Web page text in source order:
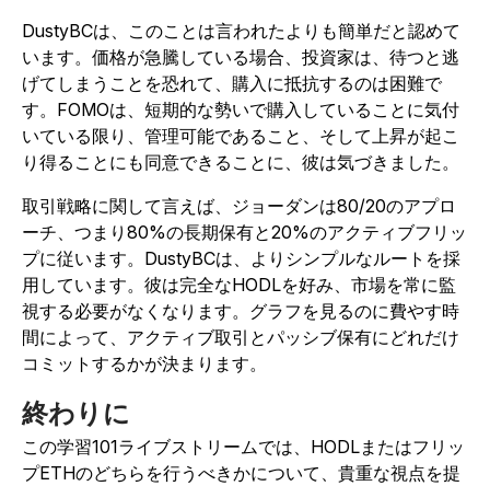
DustyBCは、このことは言われたよりも簡単だと認めて
います。価格が急騰している場合、投資家は、待つと逃
げてしまうことを恐れて、購入に抵抗するのは困難で
す。FOMOは、短期的な勢いで購入していることに気付
いている限り、管理可能であること、そして上昇が起こ
り得ることにも同意できることに、彼は気づきました。
取引戦略に関して言えば、ジョーダンは80/20のアプロ
ーチ、つまり80%の長期保有と20%のアクティブフリッ
プに従います。DustyBCは、よりシンプルなルートを採
用しています。彼は完全なHODLを好み、市場を常に監
視する必要がなくなります。 グラフを見るのに費やす時
間によって、アクティブ取引とパッシブ保有にどれだけ
コミットするかが決まります。
終わりに
この学習101ライブストリームでは、HODLまたはフリッ
プETHのどちらを行うべきかについて、貴重な視点を提